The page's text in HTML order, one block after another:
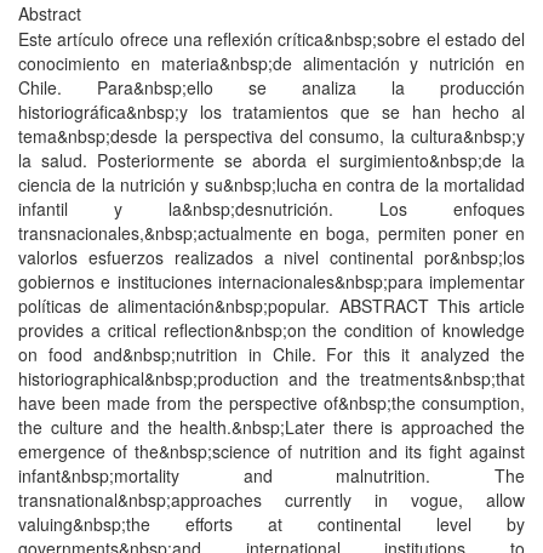
Abstract
Este artículo ofrece una reflexión crítica&nbsp;sobre el estado del
conocimiento en materia&nbsp;de alimentación y nutrición en
Chile. Para&nbsp;ello se analiza la producción
historiográfica&nbsp;y los tratamientos que se han hecho al
tema&nbsp;desde la perspectiva del consumo, la cultura&nbsp;y
la salud. Posteriormente se aborda el surgimiento&nbsp;de la
ciencia de la nutrición y su&nbsp;lucha en contra de la mortalidad
infantil y la&nbsp;desnutrición. Los enfoques
transnacionales,&nbsp;actualmente en boga, permiten poner en
valorlos esfuerzos realizados a nivel continental por&nbsp;los
gobiernos e instituciones internacionales&nbsp;para implementar
políticas de alimentación&nbsp;popular. ABSTRACT This article
provides a critical reflection&nbsp;on the condition of knowledge
on food and&nbsp;nutrition in Chile. For this it analyzed the
historiographical&nbsp;production and the treatments&nbsp;that
have been made from the perspective of&nbsp;the consumption,
the culture and the health.&nbsp;Later there is approached the
emergence of the&nbsp;science of nutrition and its fight against
infant&nbsp;mortality and malnutrition. The
transnational&nbsp;approaches currently in vogue, allow
valuing&nbsp;the efforts at continental level by
governments&nbsp;and international institutions to